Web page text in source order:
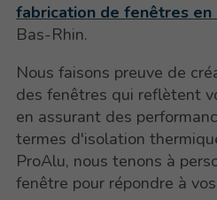
fabrication de fenêtres en
Bas-Rhin.
Nous faisons preuve de
des fenêtres qui reflètent
en assurant des
termes d'isolation
ProAlu, nous tenons à
fenêtre pour répondre à